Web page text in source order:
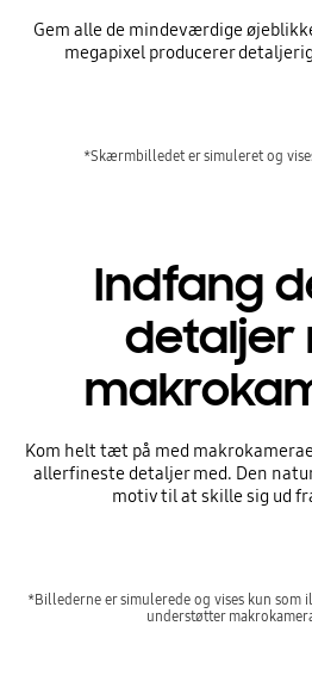
Gem alle de mindeværdige
megapixel producerer
*Skærmbilledet er simuleret og
Indfang
detaljer
Kom helt tæt på med
allerfineste detaljer med. Den
motiv til at skille sig ud
*Billederne er simulerede og vises kun
understøtter